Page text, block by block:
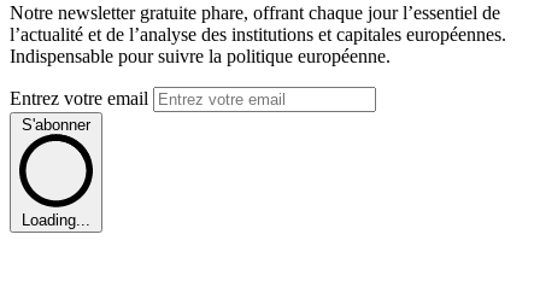
Notre newsletter gratuite phare, offrant chaque jour l’essentiel de
l’actualité et de l’analyse des institutions et capitales européennes.
Indispensable pour suivre la politique européenne.
Entrez votre email
S'abonner
Loading...